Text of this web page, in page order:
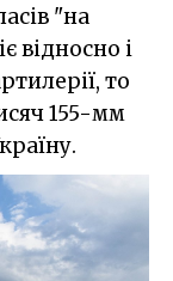
"на
відносно і
то
155-мм